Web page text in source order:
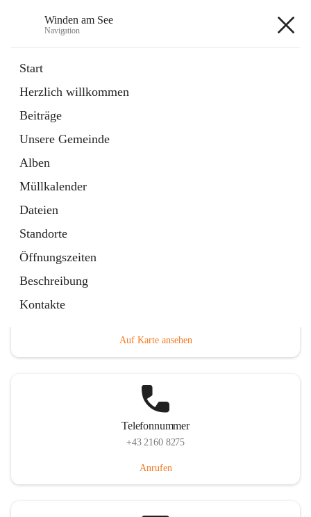
Winden am See
Navigation
Start
Herzlich willkommen
Beiträge
Unsere Gemeinde
Alben
Müllkalender
Dateien
Standorte
Öffnungszeiten
Beschreibung
Kontakte
Externe Webseite
in
Tab
Bebauungsplan
öffnet
in
neuem
Tab
Auf Karte ansehen
Telefonnummer
+43 2160 8275
Anrufen